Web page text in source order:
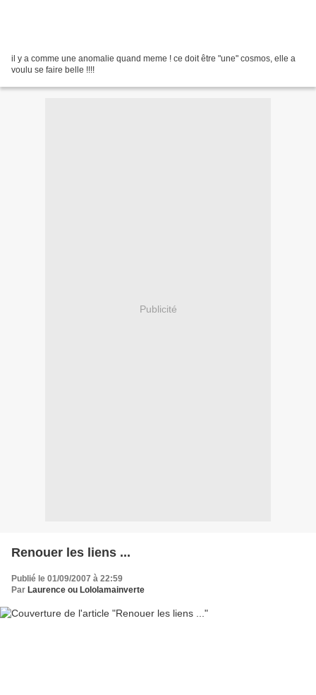
il y a comme une anomalie quand meme ! ce doit être "une" cosmos, elle a
voulu se faire belle !!!!
Publicité
Renouer les liens ...
Publié le 01/09/2007 à 22:59
Par Laurence ou Lololamainverte